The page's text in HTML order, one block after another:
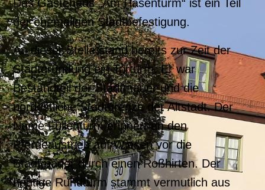
Das Gästehaus „Am Hasenturm“ ist ein Teil
der ehemaligen Stadtbefestigung.
An dieser Stelle stand bereits zur Zeit der
Stadtgründung ein Torturm. Er war
Bestandteil der Stadtmauer und die
nordöstliche Stadtgrenze der Altstadt. Der
Name Füllenturm erinnert an den
Pferdeaustrieb auf Wiesen vor die
Stadtmauer durch einen Roßhirten. Der
heutige Rundturm stammt vermutlich aus